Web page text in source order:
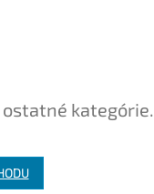
kategórie.